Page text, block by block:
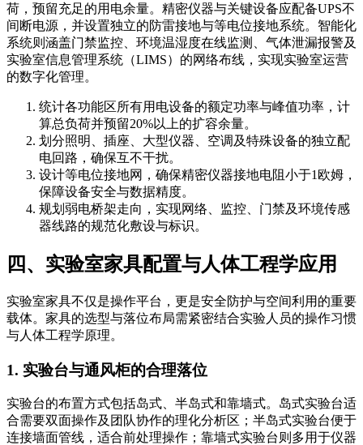
荷，预留充足的用电余量。精密仪器与关键设备应配备UPS不
间断电源，并设置独立的防雷接地与等电位接地系统。智能化
系统则涵盖门禁监控、环境温湿度在线监测、气体泄漏报警及
实验室信息管理系统（LIMS）的网络布线，实现实验室运营
的数字化管理。
统计各功能区所有用电设备的额定功率与峰值功率，计
算总负荷并预留20%以上的扩容余量。
划分照明、插座、大型仪器、空调及特殊设备的独立配
电回路，确保互不干扰。
设计等电位接地网，确保精密仪器接地电阻小于1欧姆，
保障设备安全与数据精度。
规划弱电桥架走向，实现网络、监控、门禁及环境传感
器线路的规范化敷设与标识。
四、实验室家具配置与人体工程学应用
实验室家具不仅是操作平台，更是安全防护与空间利用的重要
载体。家具的选型与落位布局需紧密结合实验人员的操作习惯
与人体工程学原理。
1. 实验台与通风柜的合理落位
实验台的布置方式包括岛式、半岛式和靠墙式。岛式实验台适
合需要双面操作及团队协作的理化分析区；半岛式实验台便于
连接墙面管线，适合前处理操作；靠墙式实验台则多用于仪器